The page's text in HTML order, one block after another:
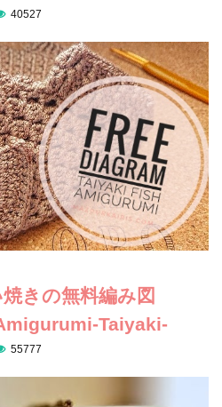
40527
きの無料編み図
Taiyaki-
55777